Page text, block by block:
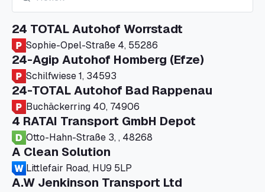
24 TOTAL Autohof Worrstadt
Sophie-Opel-Straße 4, 55286
24-Agip Autohof Homberg (Efze)
Schilfwiese 1, 34593
24-TOTAL Autohof Bad Rappenau
Buchäckerring 40, 74906
4 RATAI Transport GmbH Depot
Otto-Hahn-Straße 3, , 48268
A Clean Solution
Littlefair Road, HU9 5LP
A.W Jenkinson Transport Ltd